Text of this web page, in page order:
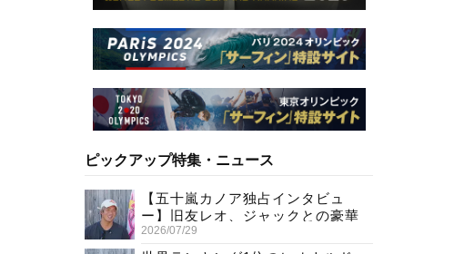
ピックアップ特集・ニュース
【五十嵐カノア独占インタビュ
ー】旧友レオ、ジャックとの豪華
プライベートセッション
2026/07/29